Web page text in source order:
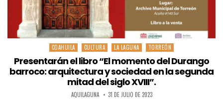
Posted
COAHUILA CULTURA LA LAGUNA TORREÓN
Presentarán el libro “El momento del Durango
barroco: arquitectura y sociedad en la segunda
mitad del siglo XVIII”.
AQUILAGUNA 31 DE JULIO DE 2023